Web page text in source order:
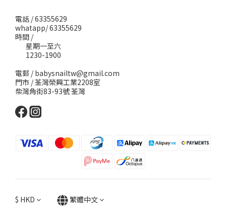
電話 / 63355629
whatapp/ 63355629
時間 /
星期一至六
1230-1900
電郵 / babysnailtw@gmail.com
門市 / 荃灣榮興工業2208室
柴灣角街83-93號 荃灣
$ HKD 繁體中文